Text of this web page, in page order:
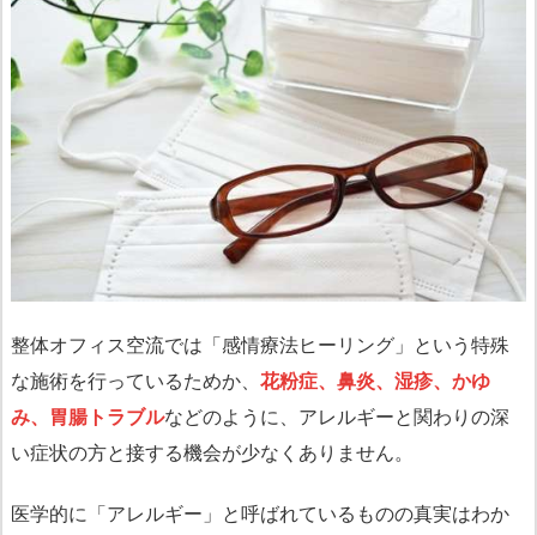
整体オフィス空流では「感情療法ヒーリング」という特殊
な施術を行っているためか、 花粉症、鼻炎、湿疹、かゆ
み、胃腸トラブルなどのように、アレルギーと関わりの深
い症状の方と接する機会が少なくありません。
医学的に「アレルギー」と呼ばれているものの真実はわか